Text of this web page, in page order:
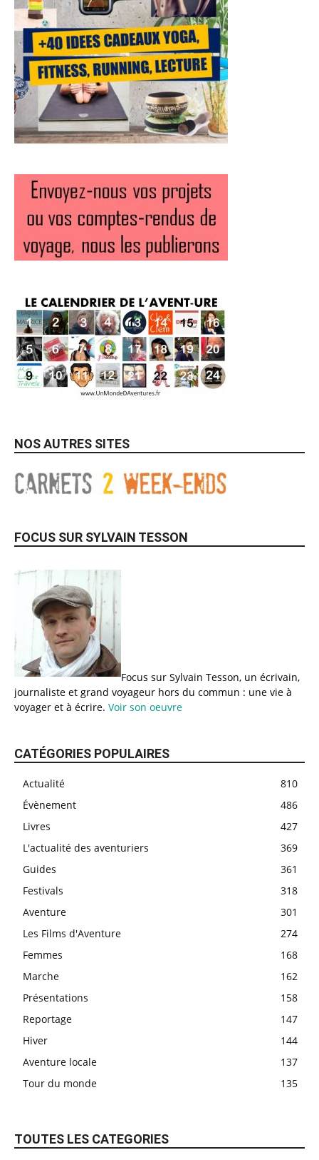
NOS AUTRES SITES
FOCUS SUR SYLVAIN TESSON
Focus sur Sylvain Tesson, un écrivain,
journaliste et grand voyageur hors du commun : une vie à
voyager et à écrire. Voir son oeuvre
CATÉGORIES POPULAIRES
Actualité
810
Évènement
486
Livres
427
L'actualité des aventuriers
369
Guides
361
Festivals
318
Aventure
301
Les Films d'Aventure
274
Femmes
168
Marche
162
Présentations
158
Reportage
147
Hiver
144
Aventure locale
137
Tour du monde
135
TOUTES LES CATEGORIES